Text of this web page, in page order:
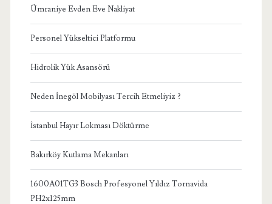
Ümraniye Evden Eve Nakliyat
Personel Yükseltici Platformu
Hidrolik Yük Asansörü
Neden İnegöl Mobilyası Tercih Etmeliyiz ?
İstanbul Hayır Lokması Döktürme
Bakırköy Kutlama Mekanları
1600A01TG3 Bosch Profesyonel Yıldız Tornavida
PH2x125mm